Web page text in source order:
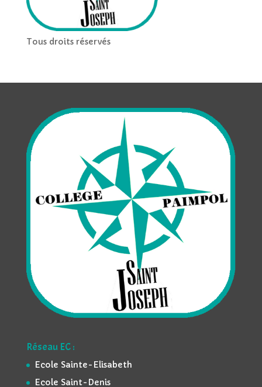
Tous droits réservés
Réseau EC :
Ecole Sainte-Elisabeth
Ecole Saint-Denis